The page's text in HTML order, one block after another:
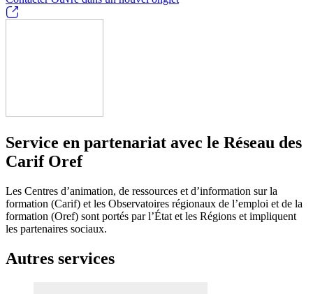
Service en partenariat avec le Réseau des
Carif Oref
Les Centres d’animation, de ressources et d’information sur la
formation (Carif) et les Observatoires régionaux de l’emploi et de la
formation (Oref) sont portés par l’État et les Régions et impliquent
les partenaires sociaux.
Autres services